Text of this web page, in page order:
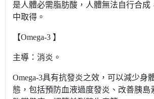
是人體必需脂肪酸，人體無法自行合成
中取得。
【Omega-3 】
主導：消炎。
Omega-3具有抗發炎之效，可以減少身
態，包括預防血液過度發炎、改善胰島